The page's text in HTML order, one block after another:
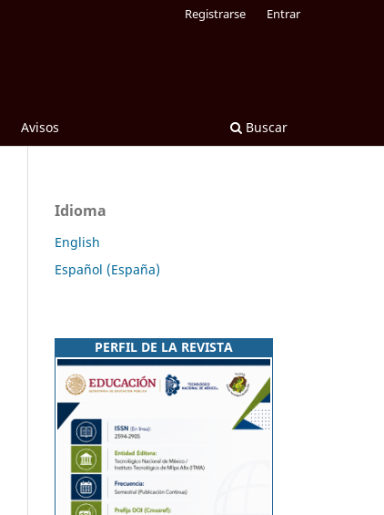
Avisos Buscar
Registrarse Entrar
Idioma
English
Español (España)
PERFIL DE LA REVISTA